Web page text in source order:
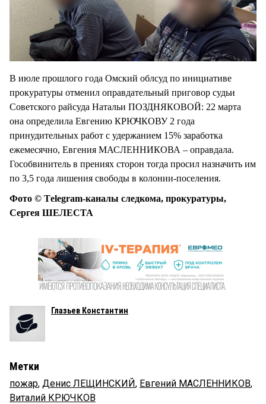
В июле прошлого года Омский облсуд по инициативе
прокуратуры отменил оправдательный приговор судьи
Советского райсуда Натальи ПОЗДНЯКОВОЙ: 22 марта
она определила Евгению КРЮЧКОВУ 2 года
принудительных работ с удержанием 15% заработка
ежемесячно, Евгения МАСЛЕННИКОВА – оправдала.
Гособвинитель в прениях сторон тогда просил назначить им
по 3,5 года лишения свободы в колонии-поселения.
Фото © Тelegram-каналы следкома, прокуратуры,
Сергея ШЕЛЕСТА
Глазьев Константин
Метки
пожар, Денис ЛЕЩИНСКИЙ, Евгений МАСЛЕННИКОВ,
Виталий КРЮЧКОВ